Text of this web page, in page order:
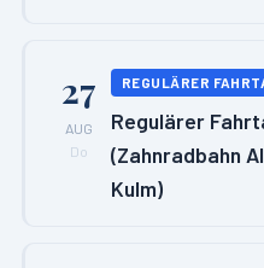
27
AUG
Do
REGULÄRER
Regulärer
(Zahnradbahn
Kulm)